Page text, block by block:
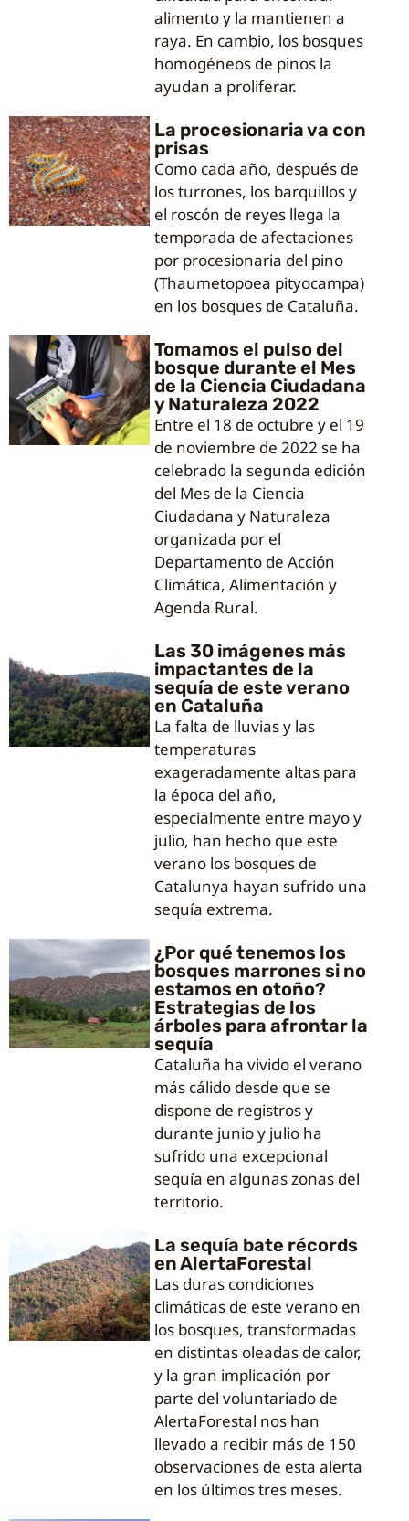
alimento y la mantienen a
raya. En cambio, los bosques
homogéneos de pinos la
ayudan a proliferar.
La procesionaria va con
prisas
Como cada año, después de
los turrones, los barquillos y
el roscón de reyes llega la
temporada de afectaciones
por procesionaria del pino
(Thaumetopoea pityocampa)
en los bosques de Cataluña.
Tomamos el pulso del
bosque durante el Mes
de la Ciencia Ciudadana
y Naturaleza 2022
Entre el 18 de octubre y el 19
de noviembre de 2022 se ha
celebrado la segunda edición
del Mes de la Ciencia
Ciudadana y Naturaleza
organizada por el
Departamento de Acción
Climática, Alimentación y
Agenda Rural.
Las 30 imágenes más
impactantes de la
sequía de este verano
en Cataluña
La falta de lluvias y las
temperaturas
exageradamente altas para
la época del año,
especialmente entre mayo y
julio, han hecho que este
verano los bosques de
Catalunya hayan sufrido una
sequía extrema.
¿Por qué tenemos los
bosques marrones si no
estamos en otoño?
Estrategias de los
árboles para afrontar la
sequía
Cataluña ha vivido el verano
más cálido desde que se
dispone de registros y
durante junio y julio ha
sufrido una excepcional
sequía en algunas zonas del
territorio.
La sequía bate récords
en AlertaForestal
Las duras condiciones
climáticas de este verano en
los bosques, transformadas
en distintas oleadas de calor,
y la gran implicación por
parte del voluntariado de
AlertaForestal nos han
llevado a recibir más de 150
observaciones de esta alerta
en los últimos tres meses.